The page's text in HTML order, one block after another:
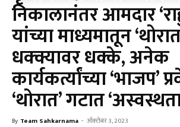
निकालानंतर आमदार
यांच्या माध्यमातून
धक्क्यावर धक्के, अनेक
कार्यकर्त्यांच्या ‘भाजप’
‘थोरात’ गटात
By Team Sahkarnama - ऑक्टोबर 3, 2023